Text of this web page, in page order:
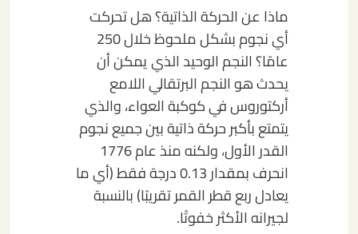
ماذا عن الحركة الذاتية؟ هل تحركت
أي نجوم بشكل ملحوظ خلال 250
عامًا؟ النجم الوحيد الذي يمكن أن
يحدث هو النجم البرتقالي اللامع
أركتوروس في كوكبة العواء، والذي
يتمتع بأكبر حركة ذاتية بين جميع نجوم
القدر الأول، ولكنه منذ عام 1776
انحرف بمقدار 0.13 درجة فقط (أي ما
يعادل ربع قطر القمر تقريبًا) بالنسبة
لجيرانه الأكثر خفوتًا.